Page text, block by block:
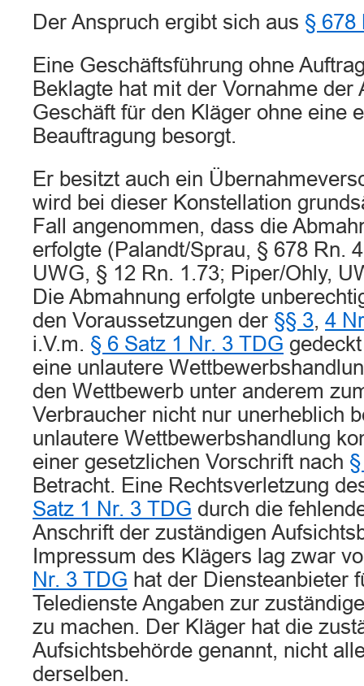
Der Anspruch ergibt sich aus § 678
Eine Geschäftsführung ohne
Beklagte hat mit der Vornahme der
Geschäft für den Kläger ohne eine
Beauftragung besorgt.
Er besitzt auch ein
wird bei dieser Konstellation
Fall angenommen, dass die
erfolgte (Palandt/Sprau, § 678 Rn.
UWG, § 12 Rn. 1.73; Piper/Ohly,
Die Abmahnung erfolgte
den Voraussetzungen der §§ 3, 4
i.V.m. § 6 Satz 1 Nr. 3 TDG
eine unlautere
den Wettbewerb unter anderem
Verbraucher nicht nur unerheblich
unlautere Wettbewerbshandlung
einer gesetzlichen Vorschrift nach
Betracht. Eine Rechtsverletzung
Satz 1 Nr. 3 TDG durch die
Anschrift der zuständigen
Impressum des Klägers lag zwar
Nr. 3 TDG hat der Diensteanbieter
Teledienste Angaben zur
zu machen. Der Kläger hat die
Aufsichtsbehörde genannt, nicht
derselben.